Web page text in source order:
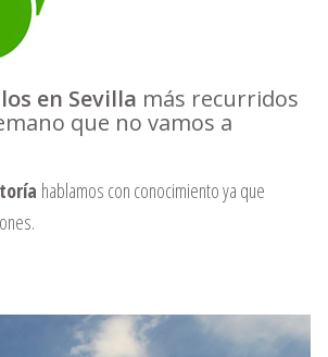
en Sevilla más recurridos
que no vamos a
hablamos con conocimiento ya que